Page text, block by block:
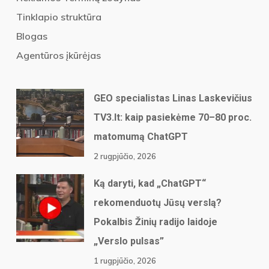
Tinklapio struktūra
Blogas
Agentūros įkūrėjas
GEO specialistas Linas Laskevičius
TV3.lt: kaip pasiekėme 70–80 proc.
matomumą ChatGPT
2 rugpjūčio, 2026
Ką daryti, kad „ChatGPT“
rekomenduotų Jūsų verslą?
Pokalbis Žinių radijo laidoje
„Verslo pulsas”
1 rugpjūčio, 2026